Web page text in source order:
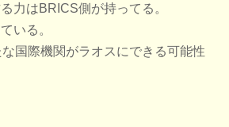
力はBRICS側が持ってる。
いる。
国際機関がラオスにできる可能性